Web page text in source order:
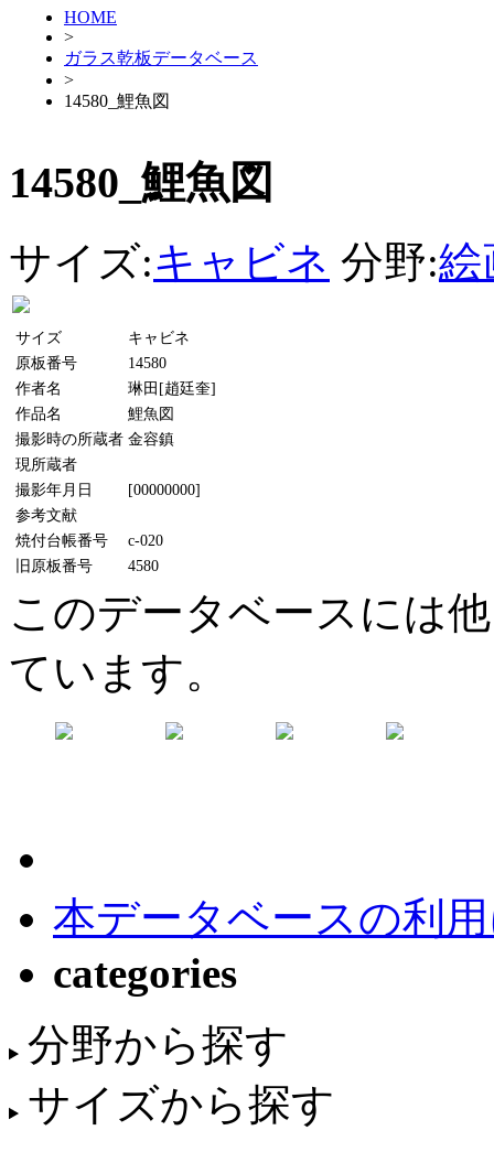
HOME
>
ガラス乾板データベース
>
14580_鯉魚図
14580_鯉魚図
サイズ:キャビネ 分野:絵
サイズ
キャビネ
原板番号
14580
作者名
琳田[趙廷奎]
作品名
鯉魚図
撮影時の所蔵者 金容鎮
現所蔵者
撮影年月日
[00000000]
参考文献
焼付台帳番号
c-020
旧原板番号
4580
このデータベースには
ています。
本データベースの利
categories
分野から探す
サイズから探す